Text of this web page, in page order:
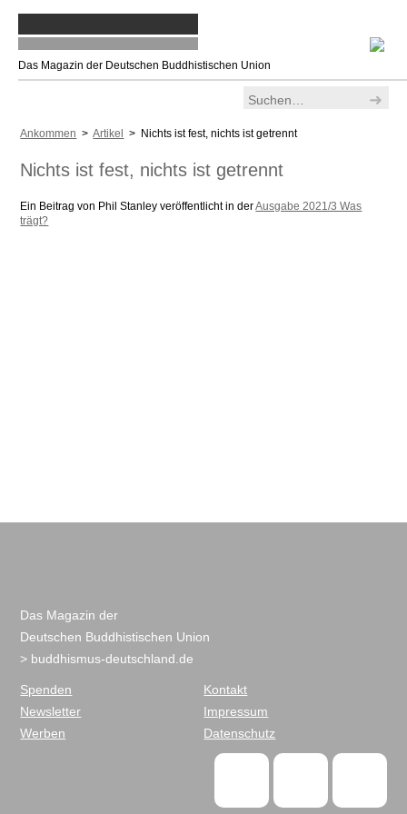
Das Magazin der Deutschen Buddhistischen Union
Ankommen >Artikel > Nichts ist fest, nichts ist getrennt
Nichts ist fest, nichts ist getrennt
Ein Beitrag von Phil Stanley veröffentlicht in derAusgabe 2021/3 Was
trägt?
Das Magazin der
Deutschen Buddhistischen Union
> buddhismus-deutschland.de
Spenden
Newsletter
Werben
Kontakt
Impressum
Datenschutz